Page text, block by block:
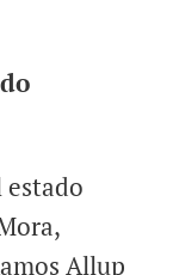
estado
Allup